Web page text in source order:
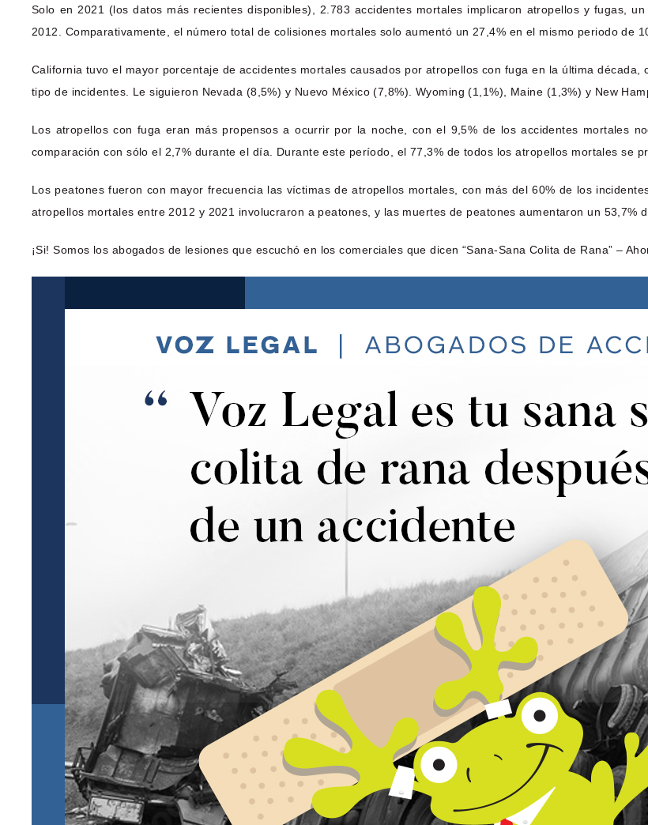
Solo en 2021 (los datos más recientes disponibles), 2.783 accidentes mortales implicaron atropellos y fugas,
2012. Comparativamente, el número total de colisiones mortales solo aumentó un 27,4% en el mismo periodo de
California tuvo el mayor porcentaje de accidentes mortales causados por atropellos con fuga en la última
tipo de incidentes. Le siguieron Nevada (8,5%) y Nuevo México (7,8%). Wyoming (1,1%), Maine (1,3%) y New
Los atropellos con fuga eran más propensos a ocurrir por la noche, con el 9,5% de los accidentes mortales
comparación con sólo el 2,7% durante el día. Durante este período, el 77,3% de todos los atropellos mortales se
Los peatones fueron con mayor frecuencia las víctimas de atropellos mortales, con más del 60% de los
atropellos mortales entre 2012 y 2021 involucraron a peatones, y las muertes de peatones aumentaron un 53,7%
¡Si! Somos los abogados de lesiones que escuchó en los comerciales que dicen “Sana-Sana Colita de Rana” –